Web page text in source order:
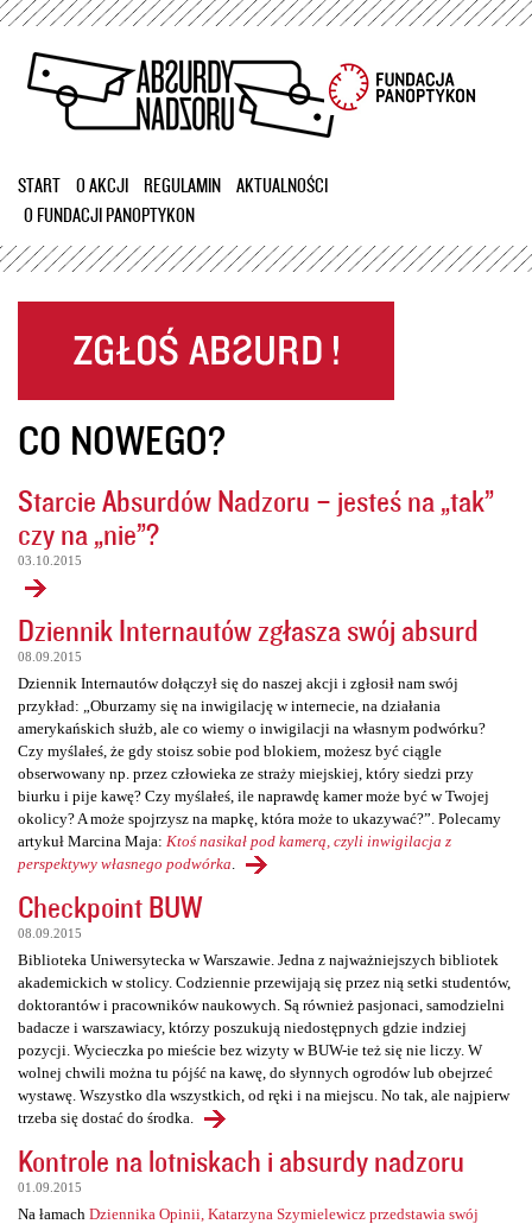
Przejdź
treści
START O AKCJI REGULAMIN
AKTUALNOŚCI
O FUNDACJI PANOPTYKON
CO NOWEGO?
Starcie Absurdów Nadzoru – jesteś na „tak”
czy na „nie”?
03.10.2015
Dziennik Internautów zgłasza swój absurd
08.09.2015
Dziennik Internautów dołączył się do naszej akcji i zgłosił nam swój
przykład: „Oburzamy się na inwigilację w internecie, na działania
amerykańskich służb, ale co wiemy o inwigilacji na własnym podwórku?
Czy myślałeś, że gdy stoisz sobie pod blokiem, możesz być ciągle
obserwowany np. przez człowieka ze straży miejskiej, który siedzi przy
biurku i pije kawę? Czy myślałeś, ile naprawdę kamer może być w Twojej
okolicy? A może spojrzysz na mapkę, która może to ukazywać?”. Polecamy
artykuł Marcina Maja: Ktoś nasikał pod kamerą, czyli inwigilacja z
perspektywy własnego podwórka
Checkpoint BUW
08.09.2015
Biblioteka Uniwersytecka w Warszawie. Jedna z najważniejszych bibliotek
akademickich w stolicy. Codziennie przewijają się przez nią setki studentów,
doktorantów i pracowników naukowych. Są również pasjonaci, samodzielni
badacze i warszawiacy, którzy poszukują niedostępnych gdzie indziej
pozycji. Wycieczka po mieście bez wizyty w BUW-ie też się nie liczy. W
wolnej chwili można tu pójść na kawę, do słynnych ogrodów lub obejrzeć
wystawę. Wszystko dla wszystkich, od ręki i na miejscu. No tak, ale najpierw
trzeba się dostać do środka.
Kontrole na lotniskach i absurdy nadzoru
01.09.2015
Na łamach Dziennika Opinii, Katarzyna Szymielewicz przedstawia swój